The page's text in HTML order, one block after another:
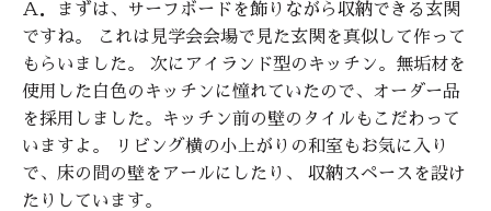
Ａ．まずは、サーフボードを飾りながら収納できる玄関
ですね。 これは見学会会場で見た玄関を真似して作って
もらいました。 次にアイランド型のキッチン。無垢材を
使用した白色のキッチンに憧れていたので、オーダー品
を採用しました。キッチン前の壁のタイルもこだわって
いますよ。 リビング横の小上がりの和室もお気に入り
で、床の間の壁をアールにしたり、 収納スペースを設け
たりしています。